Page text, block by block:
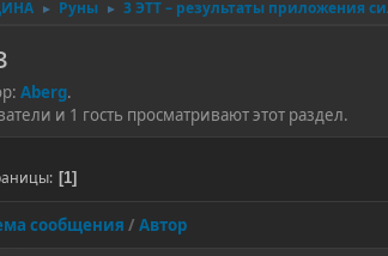
► Руны ► 3 ЭТТ – результаты приложения
Aberg.
и 1 гость просматривают этот раздел.
1
сообщения / Автор